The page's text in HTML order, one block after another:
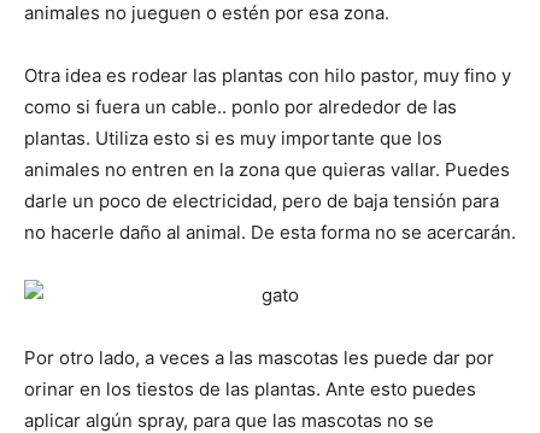
animales no jueguen o estén por esa zona.
Otra idea es rodear las plantas con hilo pastor, muy fino y
como si fuera un cable.. ponlo por alrededor de las
plantas. Utiliza esto si es muy importante que los
animales no entren en la zona que quieras vallar. Puedes
darle un poco de electricidad, pero de baja tensión para
no hacerle daño al animal. De esta forma no se acercarán.
Por otro lado, a veces a las mascotas les puede dar por
orinar en los tiestos de las plantas. Ante esto puedes
aplicar algún spray, para que las mascotas no se